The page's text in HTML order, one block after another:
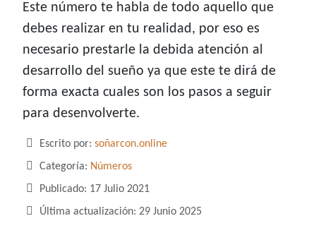
Este número te habla de todo aquello que
debes realizar en tu realidad, por eso es
necesario prestarle la debida atención al
desarrollo del sueño ya que este te dirá de
forma exacta cuales son los pasos a seguir
para desenvolverte.
Detalles
Escrito por: soñarcon.online
Categoría: Números
Publicado: 17 Julio 2021
Última actualización: 29 Junio 2025